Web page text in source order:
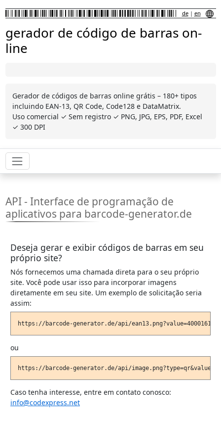
de| en
gerador de código de barras on-
line
Gerador de códigos de barras online grátis – 180+ tipos
incluindo EAN-13, QR Code, Code128 e DataMatrix.
Uso comercial ✓ Sem registro ✓ PNG, JPG, EPS, PDF, Excel
✓ 300 DPI
API - Interface de programação de
aplicativos para barcode-generator.de
Deseja gerar e exibir códigos de barras em seu
próprio site?
Nós fornecemos uma chamada direta para o seu próprio
site. Você pode usar isso para incorporar imagens
diretamente em seu site. Um exemplo de solicitação seria
assim:
ou
Caso tenha interesse, entre em contato conosco:
info@codexpress.net